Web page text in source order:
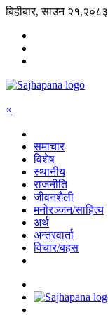
बिहीबार, साउन २१,२०८३
×
समाचार
विशेष
स्थानीय
राजनीति
जीवनशैली
मनोरञ्जन/साहित्य
अर्थ
अन्तरवार्ता
विचार/बहस